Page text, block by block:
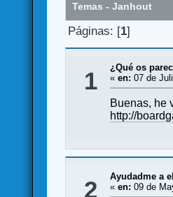
Temas - Janhout
Páginas: [1]
1 ¿Qué os
«en: 07 de
Buenas, he
http://
2 Ayudadme a
«en: 09 de